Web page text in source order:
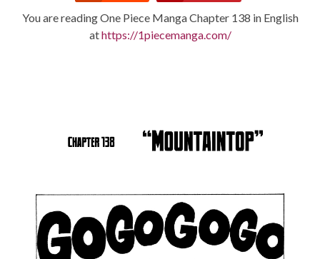
You are reading One Piece Manga Chapter 138 in English
athttps://1piecemanga.com/